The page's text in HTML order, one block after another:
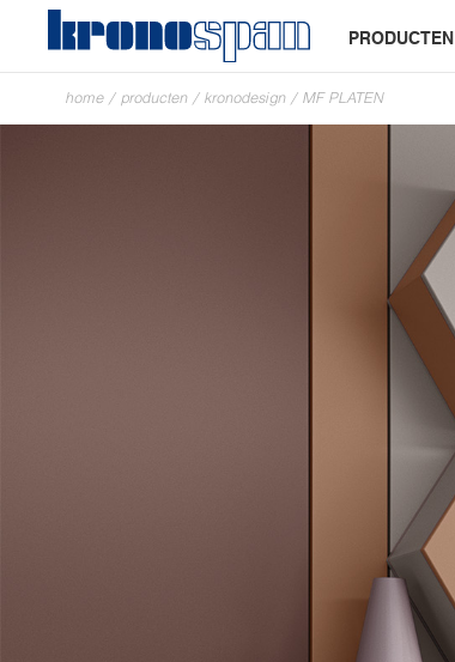
PRODUCTEN
home / producten / kronodesign / MF PLATEN